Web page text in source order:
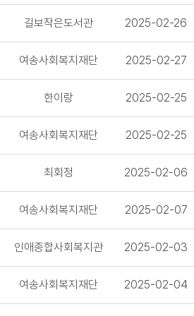
길보작은도서관 2025-02-26
여송사회복지재단 2025-02-27
한이랑 2025-02-25
여송사회복지재단 2025-02-25
최회정 2025-02-06
여송사회복지재단 2025-02-07
인애종합사회복지관 2025-02-03
여송사회복지재단 2025-02-04